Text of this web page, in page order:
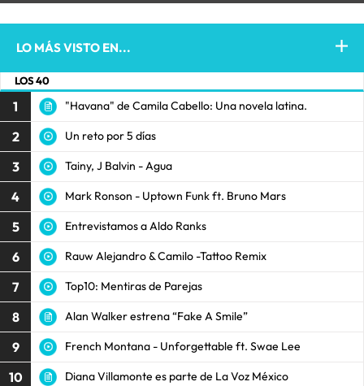
LO MÁS VISTO EN...
LOS 40
1 "Havana" de Camila Cabello: Una novela latina.
2 Un reto por 5 días
3 Tainy, J Balvin - Agua
4 Mark Ronson - Uptown Funk ft. Bruno Mars
5 Entrevistamos a Aldo Ranks
6 Rauw Alejandro & Camilo -Tattoo Remix
7 Top10: Mentiras de Parejas
8 Alan Walker estrena “Fake A Smile”
9 French Montana - Unforgettable ft. Swae Lee
10 Diana Villamonte es parte de La Voz México